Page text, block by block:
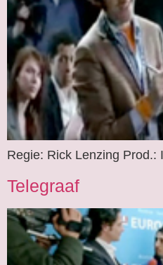
Regie: Rick Lenzing Prod.:
Telegraaf